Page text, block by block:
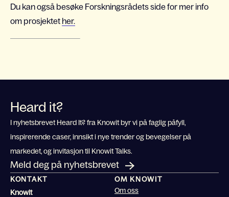
Du kan også besøke Forskningsrådets side for mer info
om prosjektet her.
Heard it?
I nyhetsbrevet Heard It? fra Knowit byr vi på faglig påfyll,
inspirerende caser, innsikt i nye trender og bevegelser på
markedet, og invitasjon til Knowit Talks.
Meld deg på nyhetsbrevet
KONTAKT
Knowit
OM KNOWIT
Om oss